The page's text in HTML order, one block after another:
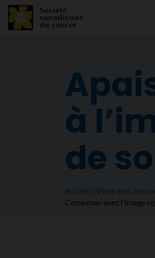
à
de
Accueil Vivre avec le
Composer avec l'image